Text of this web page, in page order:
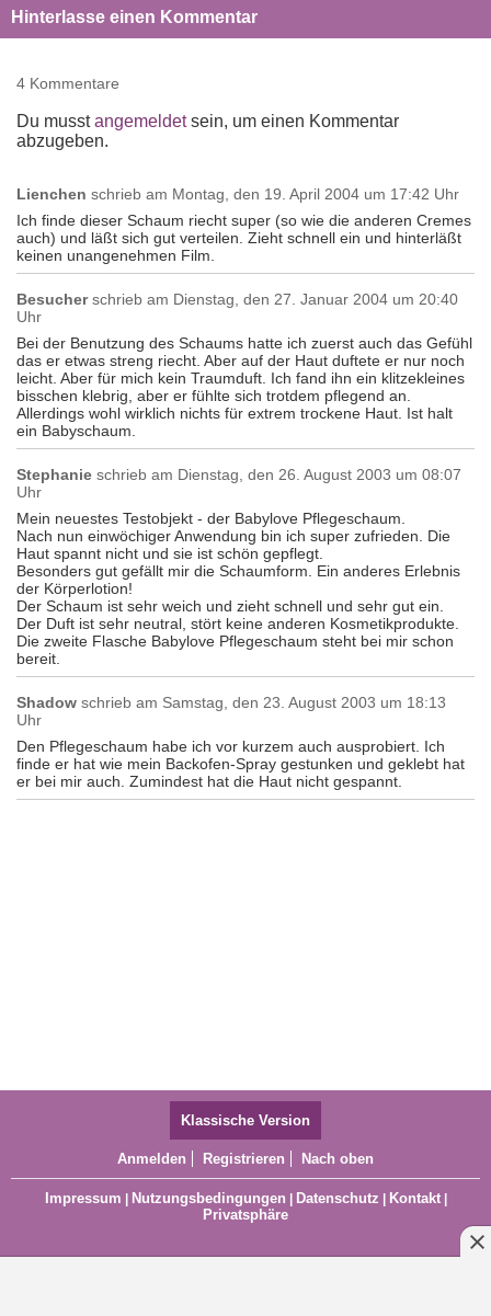
Hinterlasse einen Kommentar
4 Kommentare
Du musstangemeldetsein, um einen Kommentar
abzugeben.
Lienchen schrieb am Montag, den 19. April 2004 um 17:42 Uhr
Ich finde dieser Schaum riecht super (so wie die anderen Cremes
auch) und läßt sich gut verteilen. Zieht schnell ein und hinterläßt
keinen unangenehmen Film.
Besucher schrieb am Dienstag, den 27. Januar 2004 um 20:40
Uhr
Bei der Benutzung des Schaums hatte ich zuerst auch das Gefühl
das er etwas streng riecht. Aber auf der Haut duftete er nur noch
leicht. Aber für mich kein Traumduft. Ich fand ihn ein klitzekleines
bisschen klebrig, aber er fühlte sich trotdem pflegend an.
Allerdings wohl wirklich nichts für extrem trockene Haut. Ist halt
ein Babyschaum.
Stephanie schrieb am Dienstag, den 26. August 2003 um 08:07
Uhr
Mein neuestes Testobjekt - der Babylove Pflegeschaum.
Nach nun einwöchiger Anwendung bin ich super zufrieden. Die
Haut spannt nicht und sie ist schön gepflegt.
Besonders gut gefällt mir die Schaumform. Ein anderes Erlebnis
der Körperlotion!
Der Schaum ist sehr weich und zieht schnell und sehr gut ein.
Der Duft ist sehr neutral, stört keine anderen Kosmetikprodukte.
Die zweite Flasche Babylove Pflegeschaum steht bei mir schon
bereit.
Shadow schrieb am Samstag, den 23. August 2003 um 18:13
Uhr
Den Pflegeschaum habe ich vor kurzem auch ausprobiert. Ich
finde er hat wie mein Backofen-Spray gestunken und geklebt hat
er bei mir auch. Zumindest hat die Haut nicht gespannt.
Klassische Version
Anmelden Registrieren Nach oben
Impressum Nutzungsbedingungen Datenschutz Kontakt|
Privatsphäre